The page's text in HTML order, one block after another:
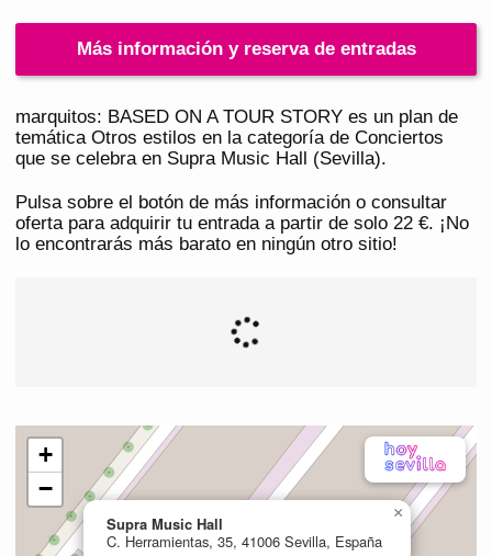
Más información y reserva de entradas
marquitos: BASED ON A TOUR STORY es un plan de
temática Otros estilos en la categoría de Conciertos
que se celebra en Supra Music Hall (Sevilla).
Pulsa sobre el botón de más información o consultar
oferta para adquirir tu entrada a partir de solo 22 €. ¡No
lo encontrarás más barato en ningún otro sitio!